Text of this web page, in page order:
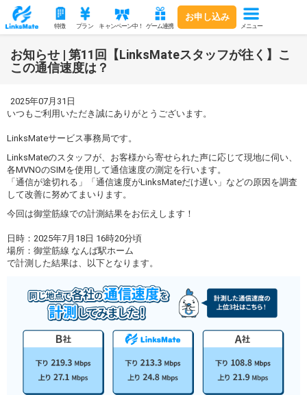
特徴 プラン キャンペーン中！ ゲーム連携
お申し込み
メニュー
お知らせ | 第11回【LinksMateスタッフが往く】こ
この通信速度は？
2025年07月31日
いつもご利用いただき誠にありがとうございます。
LinksMateサービス事務局です。
LinksMateのスタッフが、お客様から寄せられた声に応じて現地に伺い、
各MVNOのSIMを使用して通信速度の測定を行います。
「通信が途切れる」「通信速度がLinksMateだけ遅い」などの原因を調査
して改善に努めてまいります。
今回は御堂筋線での計測結果をお伝えします！
日時：2025年7月18日 16時20分頃
場所：御堂筋線 なんば駅ホーム
で計測した結果は、以下となります。